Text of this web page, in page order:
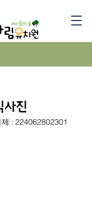
사진
: 224062802301